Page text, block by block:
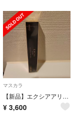
マスカラ
【新品】エクシアアリューリングマスカラPU60
¥ 3,600